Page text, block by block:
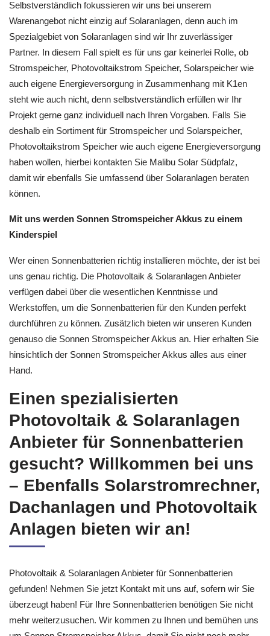
Selbstverständlich fokussieren wir uns bei unserem
Warenangebot nicht einzig auf Solaranlagen, denn auch im
Spezialgebiet von Solaranlagen sind wir Ihr zuverlässiger
Partner. In diesem Fall spielt es für uns gar keinerlei Rolle, ob
Stromspeicher, Photovoltaikstrom Speicher, Solarspeicher wie
auch eigene Energieversorgung in Zusammenhang mit K1en
steht wie auch nicht, denn selbstverständlich erfüllen wir Ihr
Projekt gerne ganz individuell nach Ihren Vorgaben. Falls Sie
deshalb ein Sortiment für Stromspeicher und Solarspeicher,
Photovoltaikstrom Speicher wie auch eigene Energieversorgung
haben wollen, hierbei kontakten Sie Malibu Solar Südpfalz,
damit wir ebenfalls Sie umfassend über Solaranlagen beraten
können.
Mit uns werden Sonnen Stromspeicher Akkus zu einem
Kinderspiel
Wer einen Sonnenbatterien richtig installieren möchte, der ist bei
uns genau richtig. Die Photovoltaik & Solaranlagen Anbieter
verfügen dabei über die wesentlichen Kenntnisse und
Werkstoffen, um die Sonnenbatterien für den Kunden perfekt
durchführen zu können. Zusätzlich bieten wir unseren Kunden
genauso die Sonnen Stromspeicher Akkus an. Hier erhalten Sie
hinsichtlich der Sonnen Stromspeicher Akkus alles aus einer
Hand.
Einen spezialisierten
Photovoltaik & Solaranlagen
Anbieter für Sonnenbatterien
gesucht? Willkommen bei uns
– Ebenfalls Solarstromrechner,
Dachanlagen und Photovoltaik
Anlagen bieten wir an!
Photovoltaik & Solaranlagen Anbieter für Sonnenbatterien
gefunden! Nehmen Sie jetzt Kontakt mit uns auf, sofern wir Sie
überzeugt haben! Für Ihre Sonnenbatterien benötigen Sie nicht
mehr weiterzusuchen. Wir kommen zu Ihnen und bemühen uns